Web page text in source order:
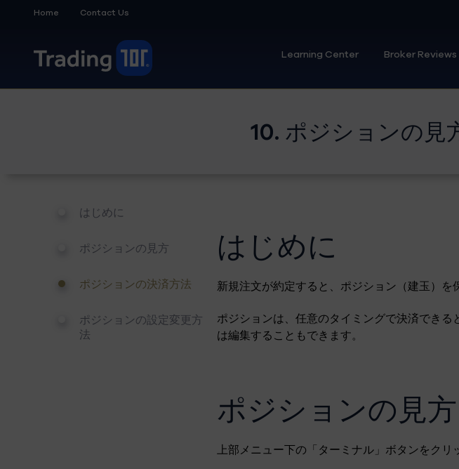
Home Contact Us
Learning Center Broker Reviews
10. ポジションの見
はじめに
ポジションの見方
ポジションの決済方法
ポジションの設定変更方
法
はじめに
新規注文が約定すると、ポジション（建玉）を
ポジションは、任意のタイミングで決済でき
は編集することもできます。
ポジションの見方
上部メニュー下の「ターミナル」ボタンをクリ